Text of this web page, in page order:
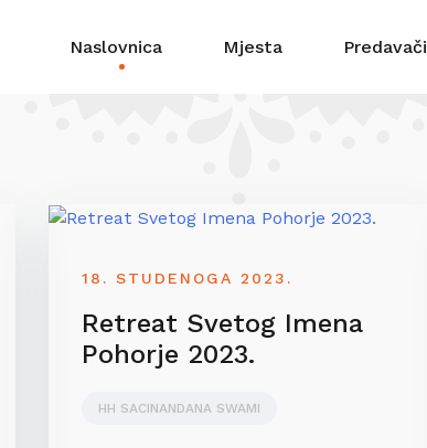
Naslovnica Mjesta Predavači
18. STUDENOGA 2023.
Retreat Svetog Imena
Pohorje 2023.
HH SACINANDANA SWAMI